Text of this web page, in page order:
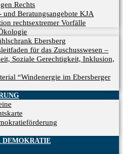
Rechts
und Beratungsangebote KJA
rechtsextremer Vorfälle
Ebersberg
für das Zuschusswesen –
Soziale Gerechtigkeit, Inklusion,
“Windenergie im Ebersberger
DEMOKRATIE